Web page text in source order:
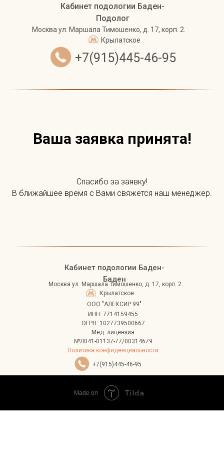
Кабинет подологии Баден-
Подолог
Москва ул. Маршала Тимошенко, д. 17, корп. 2.
Крылатское
+7(915)445-46-95
Ваша заявка принята!
Спасибо за заявку!
В ближайшее время с Вами свяжется наш менеджер.
+7(915)445-46-95
Кабинет подологии Баден-
Баден
Москва ул. Маршала Тимошенко, д. 17, корп. 2.
Крылатское
ООО "АЛЕКСИР 99"
ИНН: 7714159455
ОГРН: 1027739500667
Мед. лицензия
№Л041-01137-77/00314679
Политика конфиденциальности
Made on Tilda